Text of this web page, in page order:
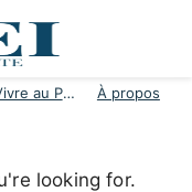
Vivre au Portugal À propos
looking for.